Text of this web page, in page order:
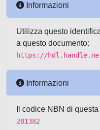
Informazioni
Utilizza questo
a questo documento:
https://
Informazioni
Il codice NBN di
281382